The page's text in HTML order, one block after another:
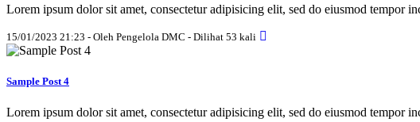
Lorem ipsum dolor sit amet, consectetur adipisicing elit, sed do eiusmod tempor
15/01/2023 21:23 - Oleh Pengelola DMC - Dilihat 53 kali
Sample Post 4
Lorem ipsum dolor sit amet, consectetur adipisicing elit, sed do eiusmod tempor